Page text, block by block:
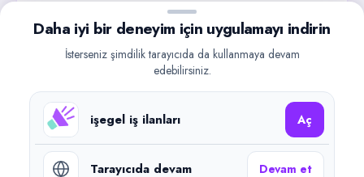
Güncel iş ilanlarını takip edin, işverenlerle hızlıca
iletişime geçin.
Google Play
©2026işegel.net. Tüm hakları saklıdır.
Daha iyi bir deneyim için uygulamayı indirin
İsterseniz şimdilik tarayıcıda da kullanmaya devam
edebilirsiniz.
işegel iş ilanları Aç
Tarayıcıda devam Devam et